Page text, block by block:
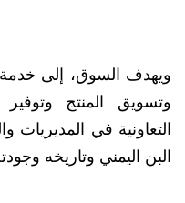
ويهدف السوق، إلى خدمة
وتسويق المنتج وتوفير
التعاونية في
البن اليمني وتاريخه